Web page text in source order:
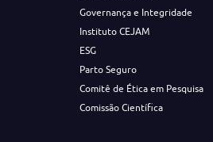
Governança e Integridade
Instituto CEJAM
ESG
Parto Seguro
Comitê de Ética em Pesquisa
Comissão Científica